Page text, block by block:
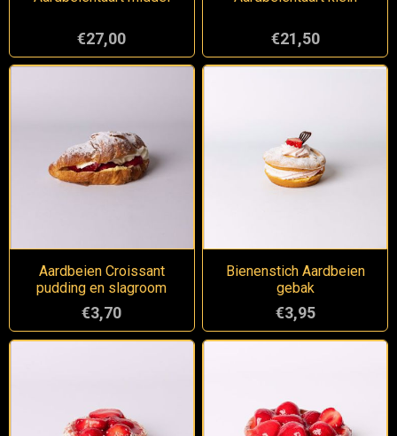
€27,00 €21,50
Aardbeien Croissant
pudding en slagroom
€3,70
Bienenstich Aardbeien
gebak
€3,95